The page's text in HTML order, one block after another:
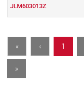
JLM603013Z
« ‹ 1
»